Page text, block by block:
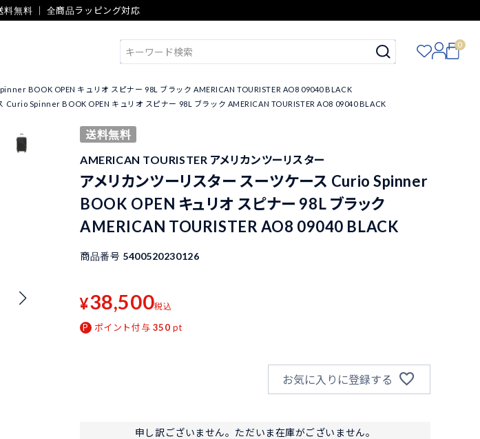
無料 ｜ 全商品ラッピング対応
0
BOOK OPEN キュリオ スピナー 98L ブラック AMERICAN TOURISTER AO8 09040 BLACK
Curio Spinner BOOK OPEN キュリオ スピナー 98L ブラック AMERICAN TOURISTER AO8 09040 BLACK
送料無料
AMERICAN TOURISTER アメリカンツーリスター
アメリカンツーリスター スーツケース Curio Spinner
BOOK OPEN キュリオ スピナー 98L ブラック
AMERICAN TOURISTER AO8 09040 BLACK
商品番号 5400520230126
¥38,500税込
ポイント付与 350 pt
お気に入りに登録する
申し訳ございません。ただいま在庫がございません。